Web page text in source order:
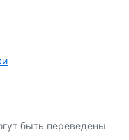
быть переведены